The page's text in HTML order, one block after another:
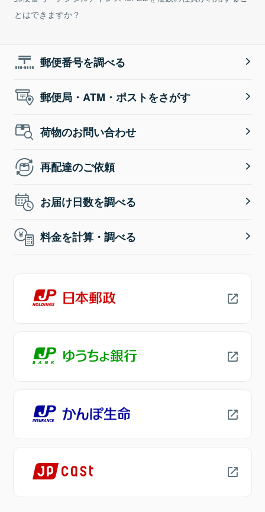
とはできますか？
郵便番号を調べる
郵便局・ATM・ポストをさがす
荷物のお問い合わせ
再配達のご依頼
お届け日数を調べる
料金を計算・調べる